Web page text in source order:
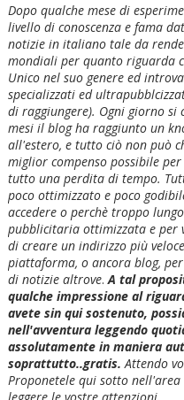
Dopo qualche mese di
livello di conoscenza e fama
notizie in italiano tale da
mondiali per quanto riguarda
Unico nel suo genere ed
specializzati ed
di raggiungere). Ogni giorno si
mesi il blog ha raggiunto un
all'estero, e tutto ciò non può
miglior compenso possibile
tutto una perdita di tempo.
poco ottimizzato e poco
accedere o perchè troppo
pubblicitaria ottimizzata e per
di creare un indirizzo più
piattaforma, o ancora blog,
di notizie altrove. A tal
qualche impressione al
avete sin qui sostenuto,
nell'avventura leggendo
assolutamente in maniera
soprattutto..gratis. Attendo
Proponetele qui sotto
leggere le vostre attenzioni.